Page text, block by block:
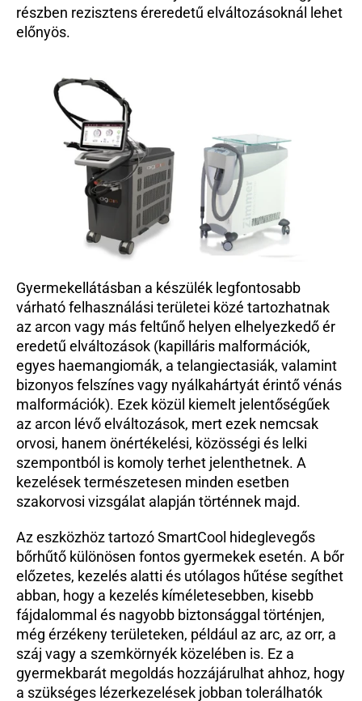
részben rezisztens éreredetű elváltozásoknál lehet
előnyös.
Gyermekellátásban a készülék legfontosabb
várható felhasználási területei közé tartozhatnak
az arcon vagy más feltűnő helyen elhelyezkedő ér
eredetű elváltozások (kapilláris malformációk,
egyes haemangiomák, a telangiectasiák, valamint
bizonyos felszínes vagy nyálkahártyát érintő vénás
malformációk). Ezek közül kiemelt jelentőségűek
az arcon lévő elváltozások, mert ezek nemcsak
orvosi, hanem önértékelési, közösségi és lelki
szempontból is komoly terhet jelenthetnek. A
kezelések természetesen minden esetben
szakorvosi vizsgálat alapján történnek majd.
Az eszközhöz tartozó SmartCool hideglevegős
bőrhűtő különösen fontos gyermekek esetén. A bőr
előzetes, kezelés alatti és utólagos hűtése segíthet
abban, hogy a kezelés kíméletesebben, kisebb
fájdalommal és nagyobb biztonsággal történjen,
még érzékeny területeken, például az arc, az orr, a
száj vagy a szemkörnyék közelében is. Ez a
gyermekbarát megoldás hozzájárulhat ahhoz, hogy
a szükséges lézerkezelések jobban tolerálhatók